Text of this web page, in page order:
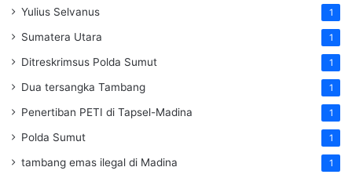
Yulius Selvanus 1
Sumatera Utara 1
Ditreskrimsus Polda Sumut 1
Dua tersangka Tambang 1
Penertiban PETI di Tapsel-Madina 1
Polda Sumut 1
tambang emas ilegal di Madina 1